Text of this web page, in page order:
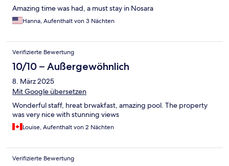
Amazing time was had, a must stay in Nosara
Hanna, Aufenthalt von 3 Nächten
Verifizierte Bewertung
10/10 – Außergewöhnlich
8. März 2025
Mit Google übersetzen
Wonderful staff, hreat brwakfast, amazing pool. The property
was very nice with stunning views
Louise, Aufenthalt von 2 Nächten
Verifizierte Bewertung